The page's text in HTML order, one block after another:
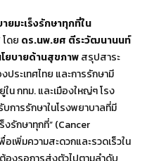
ยมะเร็งรักษาทุกที่ใน
โดย ดร.นพ.ยศ ตีระวัฒนานนท์
โยบายด้านสุขภาพสรุปสาระ
ระเทศไทย และการรักษามี
น กทม. และเมืองใหญ่ๆ โรง
ารรักษาในโรงพยาบาลที่มี
งรักษาทุกที่” (Cancer
อเพิ่มความสะดวกและรวดเร็วใน